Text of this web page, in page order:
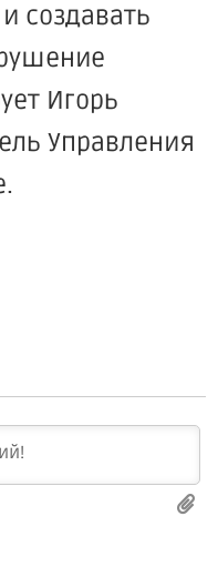
создавать
Игорь
Управления